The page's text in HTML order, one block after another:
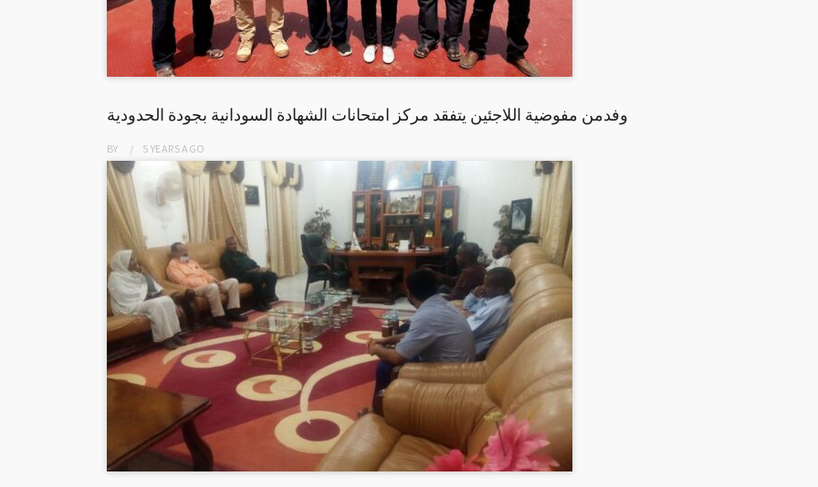
وفدمن مفوضية اللاجئين يتفقد مركز امتحانات الشهادة السودانية بجودة الحدودية
BY 5 YEARSAGO